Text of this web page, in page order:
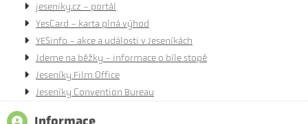
jeseniky.cz - portál
YesCard - karta plná výhod
YESinfo - akce a události v Jeseníkách
Jdeme na běžky - informace o bíle stopě
Jeseníky Film Office
Jeseníky Convention Bureau